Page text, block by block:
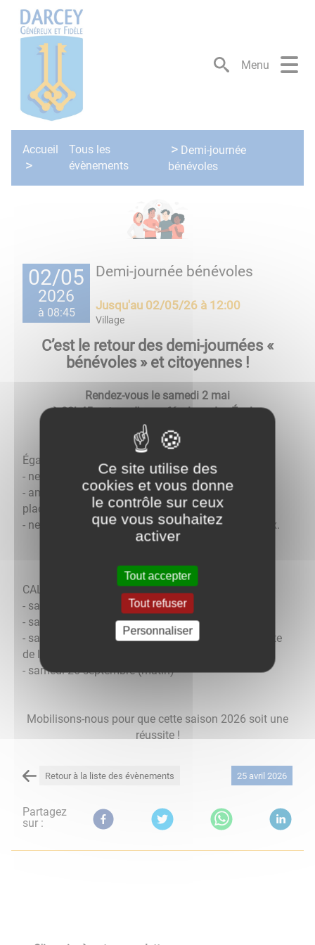
Lien
d'accès
rapide
Lien
d'accès
rapide
principal
Lien
d'accès
rapide
recherche
Lien
d'accès
rapide
page
Menu
Accueil
Tous les
évènements
Demi-journée
bénévoles
02/05
2026
à 08:45
Demi-journée bénévoles
Jusqu'au 02/05/26 à 12:00
Village
C’est le retour des demi-journées «
bénévoles » et citoyennes !
Rendez-vous le samedi 2 mai
à 08h45 autour d'un café, place des Écoles
Également au programme :
- nettoyage et préparation des massifs ;
- aménagement extérieur du logement communal 3
places des écoles ;
- nettoyage après coupe d'arbres du site de la Douix.
CALENDRIER DE LA SAISON
- samedi 2 mai (matin)
- samedi 30 mai (matin)
- samedi 4 juillet : journée spéciale « entretien du site
de la Douix » avec repas offert aux bénévoles
- samedi 26 septembre (matin)
Mobilisons-nous pour que cette saison 2026 soit une
réussite !
Retour à la liste des évènements 25 avril 2026
Partagez
sur :
Panneau de gestion des cookies
Ce site utilise des
cookies et vous donne
le contrôle sur ceux
que vous souhaitez
activer
Tout accepter
Tout refuser
Personnaliser